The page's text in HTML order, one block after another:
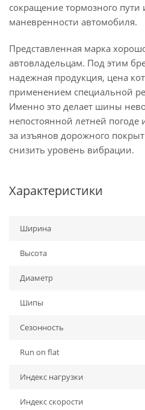
сокращение тормозного
маневренности автомобиля.
Представленная марка
автовладельцам. Под этим
надежная продукция, цена
применением специальной
Именно это делает шины
непостоянной летней погоде
за изъянов дорожного
снизить уровень вибрации.
Характеристики
Ширина
Высота
Диаметр
Шипы
Сезонность
Run on flat
Индекс нагрузки
Индекс скорости